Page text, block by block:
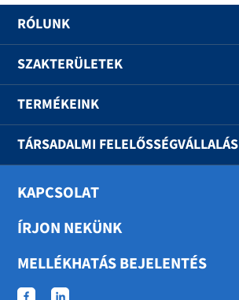
RÓLUNK
SZAKTERÜLETEK
TERMÉKEINK
TÁRSADALMI FELELŐSSÉGVÁLLALÁS
KAPCSOLAT
ÍRJON NEKÜNK
MELLÉKHATÁS BEJELENTÉS